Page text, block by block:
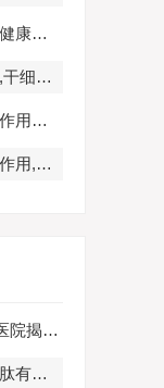
有帮助吗？
用吗?
分析
果好吗？
怕.........
看！